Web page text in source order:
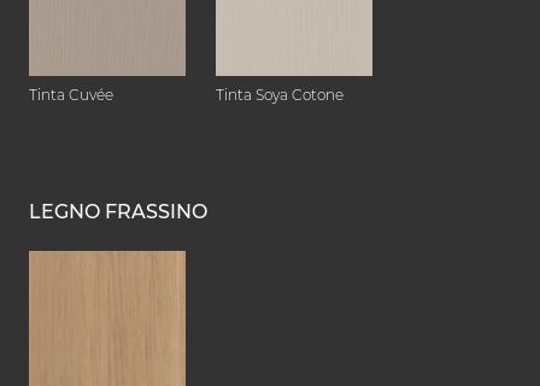
Tinta Cuvée Tinta Soya Cotone
LEGNO FRASSINO